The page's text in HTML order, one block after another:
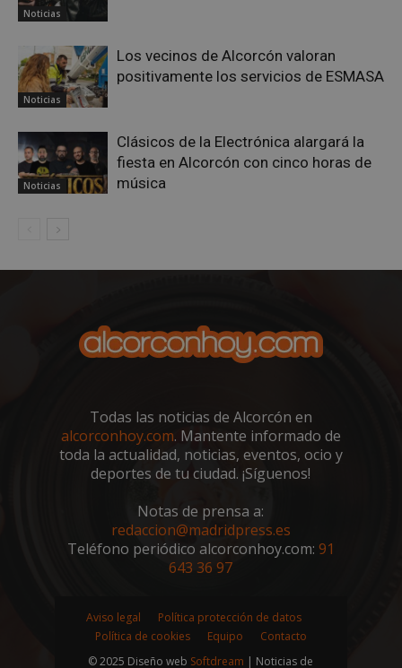
Noticias
Noticias
Los vecinos de Alcorcón valoran
positivamente los servicios de ESMASA
Noticias
Clásicos de la Electrónica alargará la
fiesta en Alcorcón con cinco horas de
música
Todas las noticias de Alcorcón en
alcorconhoy.com. Mantente informado de
toda la actualidad, noticias, eventos, ocio y
deportes de tu ciudad. ¡Síguenos!
Notas de prensa a:
redaccion@madridpress.es
Teléfono periódico alcorconhoy.com: 91
643 36 97
Aviso legal
Política protección de datos
Política de cookies
Equipo
Contacto
© 2025 Diseño web Softdream | Noticias de
embed.bsky.app
sp_landing
Spotify Inc.
.spotify.com
.youtube.com